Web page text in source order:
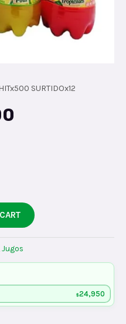
SURTIDOx12
Jugos
$24,950